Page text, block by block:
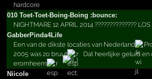
hardcore
010 Toet-Toet-Boing-Boing :bounce:
NIGHTMARE 12 APRIL 2014 ??????????????
Gabber­Pinda4­Life
Een van de dikste locaties van Nederland
2005 was zo bruut
Dat heerlijke geluid en
eromheem
Niicole